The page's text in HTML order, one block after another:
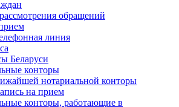
обращений
линия
Беларуси
конторы
нотариальной конторы
на прием
конторы, работающие в